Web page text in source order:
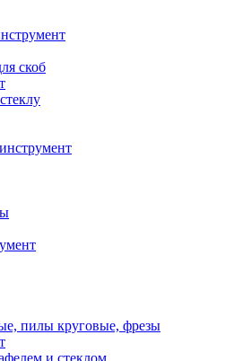
скоб
пилы круговые, фрезы
и стеклом